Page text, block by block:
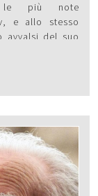
le più note
e allo stesso
avvalsi del suo
La voce
il pianoforte
ha dato il